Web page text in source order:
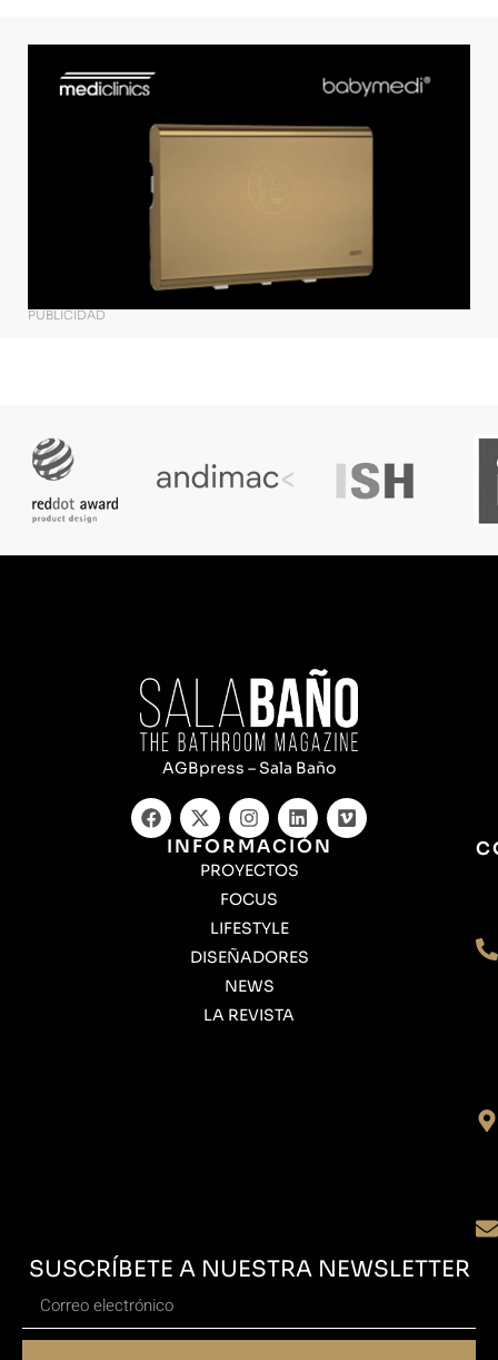
PUBLICIDAD
AGBpress – Sala Baño
INFORMACIÓN
PROYECTOS
FOCUS
LIFESTYLE
DISEÑADORES
NEWS
LA REVISTA
SUSCRÍBETE A NUESTRA NEWSLETTER